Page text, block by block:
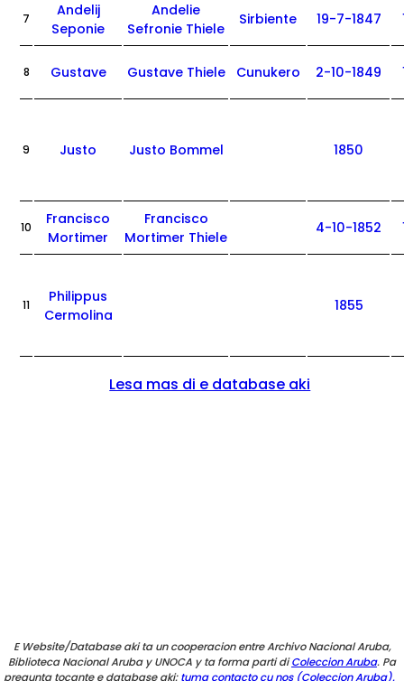
7
Andelij
Seponie
Andelie
Sefronie Thiele
Sirbiente 19-7-1847
8 Gustave Gustave Thiele Cunukero 2-10-1849
9 Justo Justo Bommel 1850
10
Francisco
Mortimer
Francisco
Mortimer Thiele
4-10-1852
11
Philippus
Cermolina
1855
Lesa mas di e database aki
E Website/Database aki ta un cooperacion entre Archivo Nacional Aruba,
Biblioteca Nacional Aruba y UNOCA y ta forma parti diColeccion Aruba. Pa
pregunta tocante e database aki:tuma contacto cu nos (Coleccion Aruba).